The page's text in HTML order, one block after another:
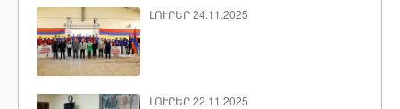
ԼՈՒՐԵՐ 24.11.2025
ԼՈՒՐԵՐ 22.11.2025